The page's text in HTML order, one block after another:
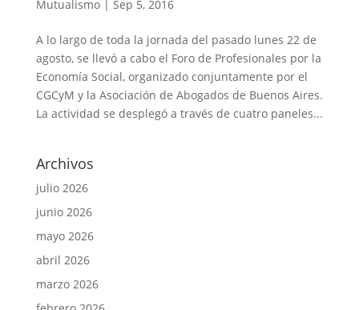
Mutualismo| Sep 5, 2016
A lo largo de toda la jornada del pasado lunes 22 de
agosto, se llevó a cabo el Foro de Profesionales por la
Economía Social, organizado conjuntamente por el
CGCyM y la Asociación de Abogados de Buenos Aires.
La actividad se desplegó a través de cuatro paneles...
Archivos
julio 2026
junio 2026
mayo 2026
abril 2026
marzo 2026